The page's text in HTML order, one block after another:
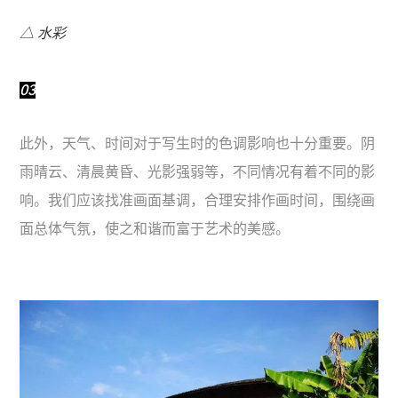
△ 水彩
03
此外，天气、时间对于写生时的色调影响也十分重要。阴
雨晴云、清晨黄昏、光影强弱等，不同情况有着不同的影
响。我们应该找准画面基调，合理安排作画时间，围绕画
面总体气氛，使之和谐而富于艺术的美感。